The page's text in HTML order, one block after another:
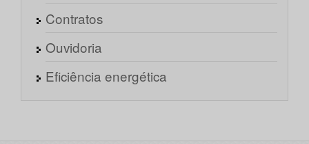
Contratos
Ouvidoria
Eficiência energética